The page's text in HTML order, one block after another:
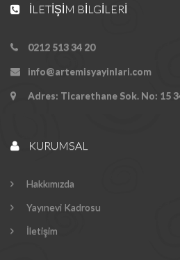
İLETIŞIM BILGILERI
0212 513 34 20
info@artemisyayinlari.com
Adres: Ticarethane Sok. No: 15
KURUMSAL
Hakkımızda
Yayınevi Kadrosu
İletişim